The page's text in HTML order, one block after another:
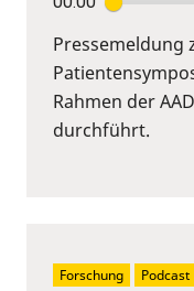
Pressemeldung
Rahmen der
durchführt.
Forschung Podcast